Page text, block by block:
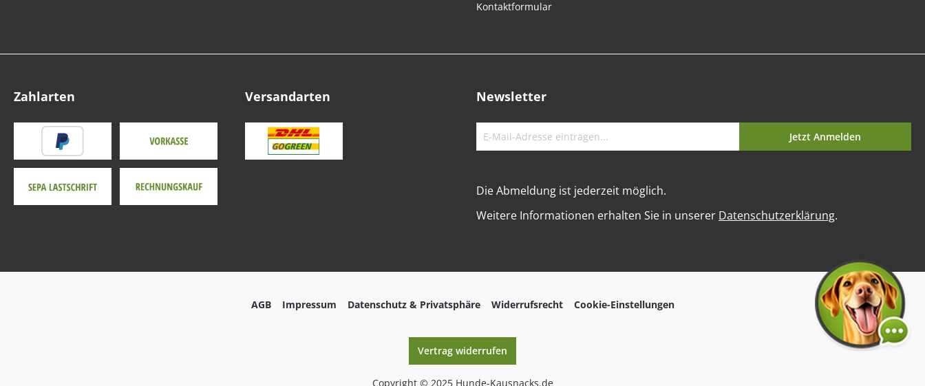
Kontaktformular
Zahlarten Versandarten Newsletter
Jetzt Anmelden
Die Abmeldung ist jederzeit möglich.
Weitere Informationen erhalten Sie in unserer Datenschutzerklärung.
AGB Impressum Datenschutz & Privatsphäre Widerrufsrecht Cookie-Einstellungen
Vertrag widerrufen
Copyright © 2025 Hunde-Kausnacks.de